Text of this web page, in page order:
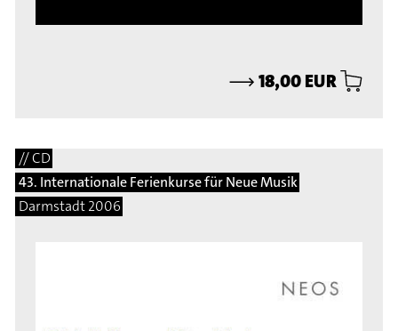
⟶18,00 EUR
// CD
43. Internationale Ferienkurse für Neue Musik
Darmstadt 2006